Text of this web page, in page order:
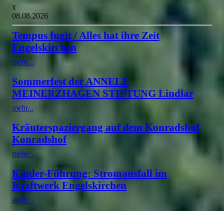
x
08.08.2026
Tempus fugit / Alles hat ihre Zeit
Engelskirchen
mehr...
Sommerfest der ANNELE
MEINERZHAGEN STIFTUNG Lindlar
mehr...
Kräuterspaziergang auf dem Konradshof
Konradshof
mehr...
Kinder-Führung: Stromausfall im
Kraftwerk Engelskirchen
mehr...